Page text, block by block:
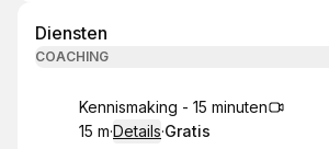
Met liefde, intuïtie en meer dan 25 jaar
hooggevoelige mensen in hun innerlijke
Je kunt kiezen voor:
Diensten
COACHING
Boek
Kennismaking - 15 minuten
.Duur:
15 m·Details·
.Prijs:
Gratis